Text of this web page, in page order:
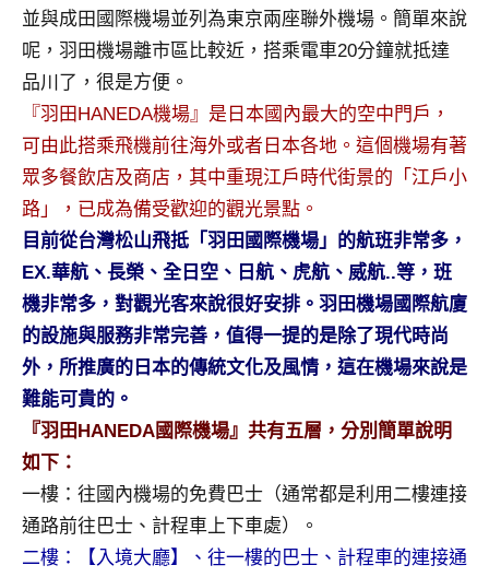
吳
哥
泰
國
旅
遊
書
者、
各
發
表
會
活
動
主
持、
學
企
並與成田國際機場並列為東京兩座聯外機場。簡單來說
呢，羽田機場離市區比較近，搭乘電車20分鐘就抵達
品川了，很是方便。
『羽田HANEDA機場』是日本國內最大的空中門戶，
可由此搭乘飛機前往海外或者日本各地。這個機場有著
眾多餐飲店及商店，其中重現江戶時代街景的「江戶小
路」，已成為備受歡迎的觀光景點。
目前從台灣松山飛抵「羽田國際機場」的航班非常多，
EX.華航、長榮、全日空、日航、虎航、威航..等，班
機非常多，對觀光客來說很好安排。羽田機場國際航廈
的設施與服務非常完善，值得一提的是除了現代時尚
外，所推廣的日本的傳統文化及風情，這在機場來說是
難能可貴的。
『羽田HANEDA國際機場』共有五層，分別簡單說明
如下：
一樓：往國內機場的免費巴士（通常都是利用二樓連接
通路前往巴士、計程車上下車處）。
二樓：【入境大廳】、往一樓的巴士、計程車的連接通